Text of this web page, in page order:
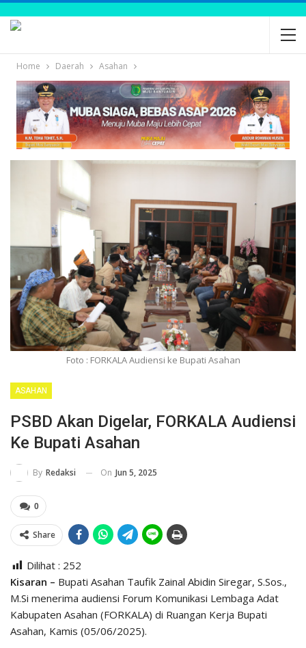
Home Daerah Asahan
Foto : FORKALA Audiensi ke Bupati Asahan
ASAHAN
PSBD Akan Digelar, FORKALA Audiensi
Ke Bupati Asahan
By Redaksi On Jun 5, 2025
0
Share
Dilihat : 252
Kisaran – Bupati Asahan Taufik Zainal Abidin Siregar, S.Sos.,
M.Si menerima audiensi Forum Komunikasi Lembaga Adat
Kabupaten Asahan (FORKALA) di Ruangan Kerja Bupati
Asahan, Kamis (05/06/2025).